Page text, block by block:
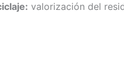
valorización del